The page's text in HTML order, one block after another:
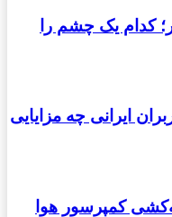
کدام یک چشم را
ایرانی چه مزایایی
کمپرسور هوا